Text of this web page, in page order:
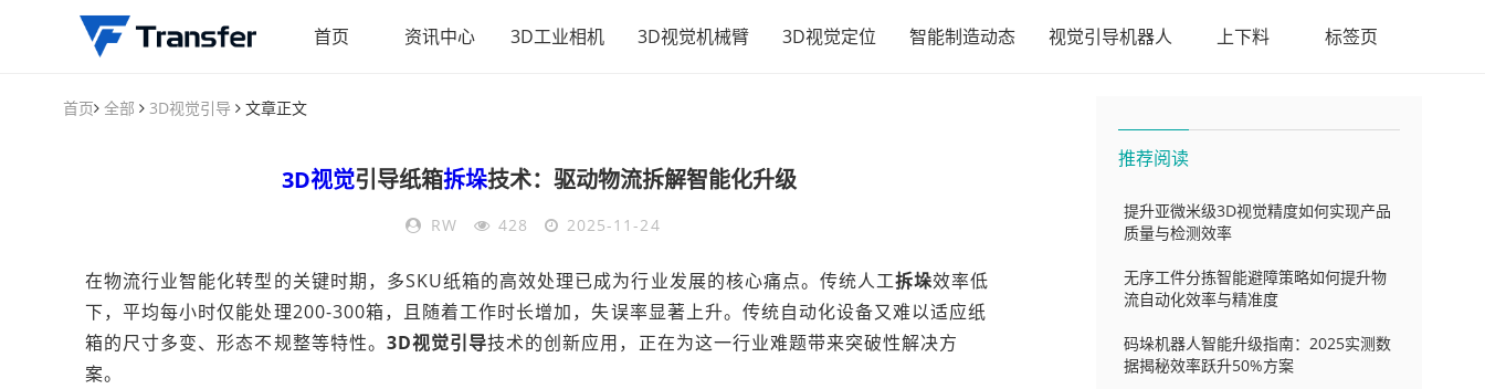
首页 资讯中心 3D工业相机 3D视觉机械臂 3D视觉定位 智能制造动态 视觉引导机器人 上下料 标签页
首页 全部 3D视觉引导 文章正文
3D视觉引导纸箱拆垛技术：驱动物流拆解智能化升级
RW 428 2025-11-24
在物流行业智能化转型的关键时期，多SKU纸箱的高效处理已成为行业发展的核心痛点。传统人工拆垛效率低
下，平均每小时仅能处理200-300箱，且随着工作时长增加，失误率显著上升。传统自动化设备又难以适应纸
箱的尺寸多变、形态不规整等特性。 3D视觉引导技术的创新应用，正在为这一行业难题带来突破性解决方
案。
推荐阅读
提升亚微米级3D视觉精度如何实现产品
质量与检测效率
无序工件分拣智能避障策略如何提升物
流自动化效率与精准度
码垛机器人智能升级指南：2025实测数
据揭秘效率跃升50%方案